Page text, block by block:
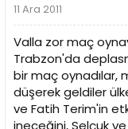
11 Ara 2011
Valla zor maç
Trabzon'da
bir maç oynadılar,
düşerek geldiler
ve Fatih Terim'in
ineceğini, Selçuk